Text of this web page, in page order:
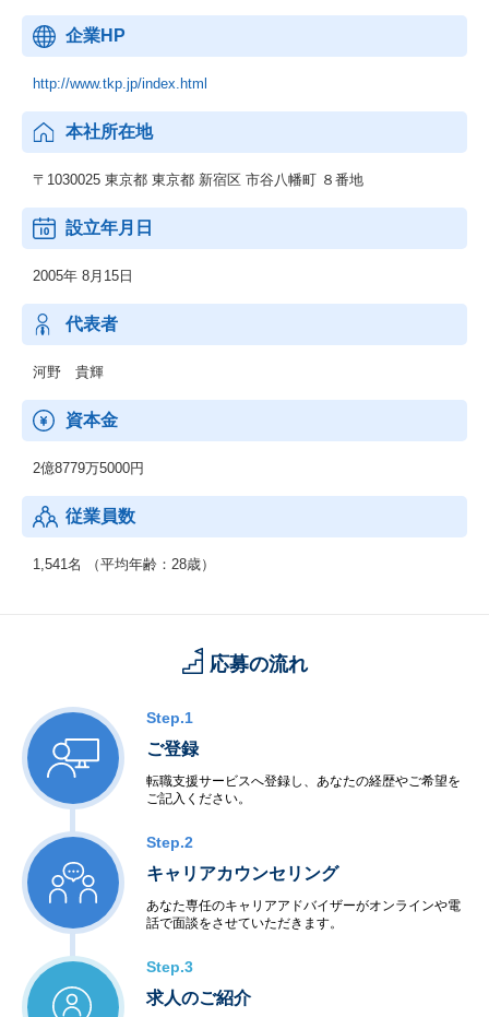
企業HP
http://www.tkp.jp/index.html
本社所在地
〒1030025 東京都 東京都 新宿区 市谷八幡町 ８番地
設立年月日
2005年 8月15日
代表者
河野 貴輝
資本金
2億8779万5000円
従業員数
1,541名 （平均年齢：28歳）
応募の流れ
Step.1
ご登録
転職支援サービスへ登録し、あなたの経歴やご希望を
ご記入ください。
Step.2
キャリアカウンセリング
あなた専任のキャリアアドバイザーがオンラインや電
話で面談をさせていただきます。
Step.3
求人のご紹介